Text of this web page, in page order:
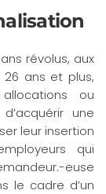
révolus, aux
26 ans et plus,
ou
une
leur insertion
qui
euse
le cadre d’un